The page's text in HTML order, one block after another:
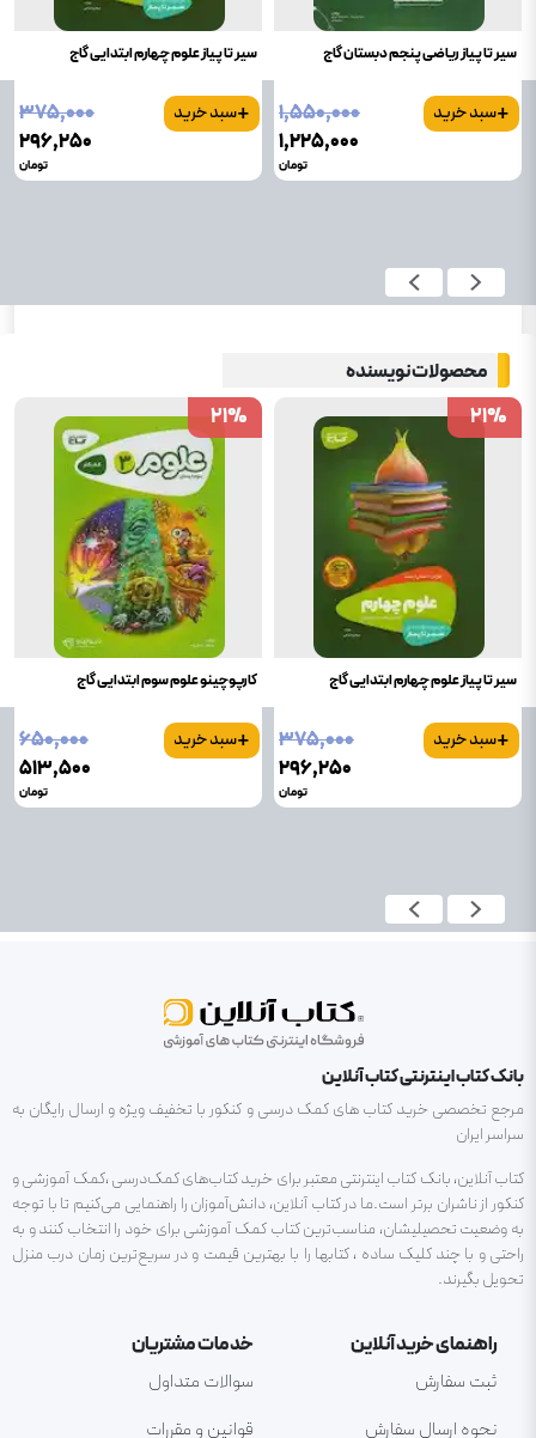
سیر تا پیاز ریاضی پنجم دبستان گاج
+سبد خرید
۱٬۵۵۰٬۰۰۰
۱٬۲۲۵٬۰۰۰
تومان
سیر تا پیاز علوم چهارم ابتدایی گاج
+سبد خرید
۳۷۵٬۰۰۰
۲۹۶٬۲۵۰
تومان
محصولات نویسنده
سیر تا پیاز علوم چهارم ابتدایی گاج
+سبد خرید
۳۷۵٬۰۰۰
۲۹۶٬۲۵۰
تومان
21%
21%
کارپوچینو علوم سوم ابتدایی گاج
+سبد خرید
۶۵۰٬۰۰۰
۵۱۳٬۵۰۰
تومان
21%
21%
بانک کتاب اینترنتی کتاب آنلاین
مرجع تخصصی خرید کتاب های کمک درسی و کنکور با تخفیف ویژه و ارسال رایگان به
سراسر ایران
کتاب آنلاین، بانک کتاب اینترنتی معتبر برای خرید کتاب‌های کمک‌درسی ،کمک آموزشی و
کنکور از ناشران برتر است.ما در کتاب آنلاین، دانش‌آموزان را راهنمایی می‌کنیم تا با توجه
به وضعیت تحصیلیشان، مناسب‌ترین کتاب کمک آموزشی برای خود را انتخاب کنند و به
راحتی و با چند کلیک ساده ، کتابها را با بهترین قیمت و در سریع‌ترین زمان درب منزل
تحویل بگیرند.
راهنمای خرید آنلاین
ثبت سفارش
نحوه ارسال سفارش
خدمات مشتریان
سوالات متداول
قوانین و مقررات